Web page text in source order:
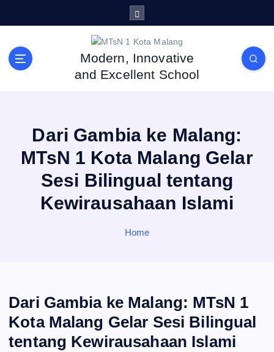
Modern, Innovative
and Excellent School
Dari Gambia ke Malang:
MTsN 1 Kota Malang Gelar
Sesi Bilingual tentang
Kewirausahaan Islami
Home
Dari Gambia ke Malang: MTsN 1
Kota Malang Gelar Sesi Bilingual
tentang Kewirausahaan Islami